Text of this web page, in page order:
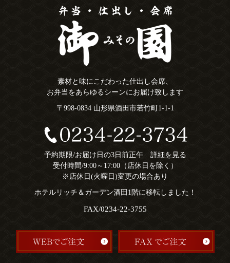
素材と味にこだわった仕出し会席、
お弁当をあらゆるシーンにお届け致します
〒998-0834 山形県酒田市若竹町1-1-1
予約期限/お届け日の3日前正午 詳細を見る
受付時間/9:00～17:00（店休日を除く）
※店休日(火曜日)変更の場合あり
ホテルリッチ＆ガーデン酒田1階に移転しました！
FAX/0234-22-3755